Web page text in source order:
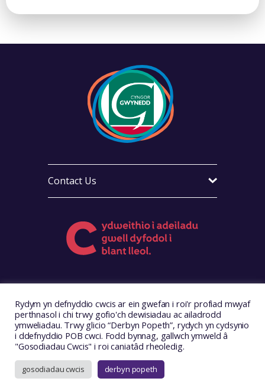
Contact Us
Hawlfraint © 2026. Foster Wales
Wefan ganIllustrate Digital
Rydym yn defnyddio cwcis ar ein gwefan i roi'r profiad mwyaf
perthnasol i chi trwy gofio'ch dewisiadau ac ailadrodd
ymweliadau. Trwy glicio “Derbyn Popeth”, rydych yn cydsynio
i ddefnyddio POB cwci. Fodd bynnag, gallwch ymweld â
"Gosodiadau Cwcis" i roi caniatâd rheoledig.
gosodiadau cwcis derbyn popeth